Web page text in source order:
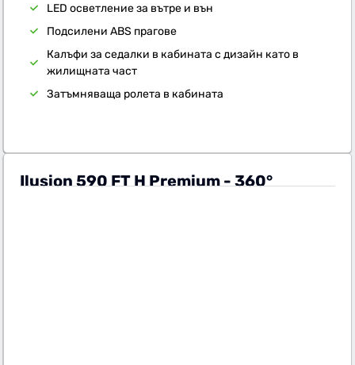
LED осветление за вътре и вън
Подсилени ABS прагове
Калъфи за седалки в кабината с дизайн като в
жилищната част
Затъмняваща ролета в кабината
Ilusion 590 FT H Premium - 360°